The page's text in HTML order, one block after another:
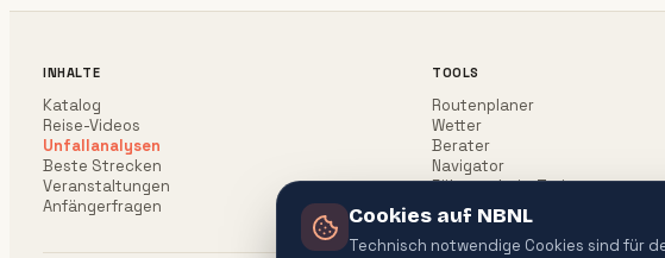
INHALTE
Katalog
Reise-Videos
Unfallanalysen
Beste Strecken
Veranstaltungen
Anfängerfragen
TOOLS
Routenplaner
Wetter
Berater
Navigator
Führerschein-Trainer
Cookies auf NBNL
Technisch notwendige Cookies sind für